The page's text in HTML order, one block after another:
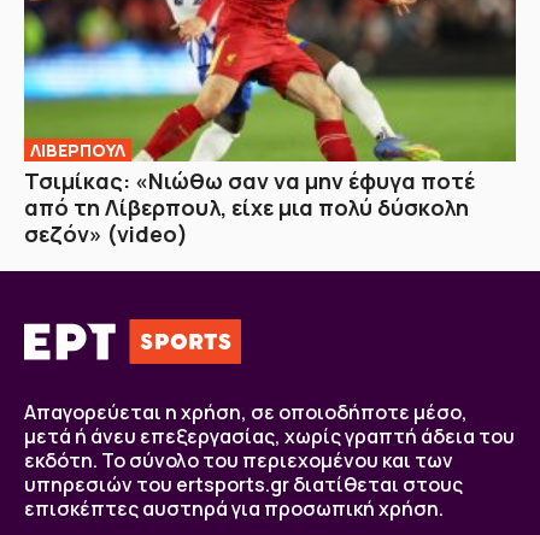
ΛΙΒΕΡΠΟΥΛ
Τσιμίκας: «Νιώθω σαν να μην έφυγα ποτέ
από τη Λίβερπουλ, είχε μια πολύ δύσκολη
σεζόν» (video)
Απαγορεύεται η χρήση, σε οποιοδήποτε μέσο,
μετά ή άνευ επεξεργασίας, χωρίς γραπτή άδεια του
εκδότη. Το σύνολο του περιεχομένου και των
υπηρεσιών του ertsports.gr διατίθεται στους
επισκέπτες αυστηρά για προσωπική χρήση.